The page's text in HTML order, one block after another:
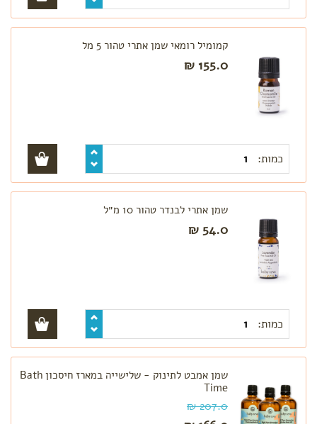
קמומיל רומאי שמן אתרי טהור 5 מל
155.0 ₪
כמות:
שמן אתרי לבנדר טהור 10 מ״ל
54.0 ₪
כמות:
שמן אמבט לתינוק - שלישייה במארז חיסכון Bath
Time
207.0 ₪